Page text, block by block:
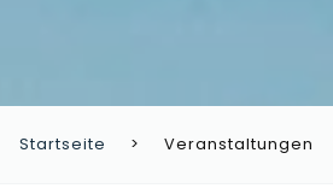
Startseite Veranstaltungen